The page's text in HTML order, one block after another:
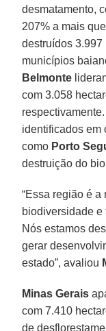
desmatamento,
207% a mais
destruídos 3.997
municípios
Belmonte
com 3.058
identificados em
como Porto
destruição do
“Essa região é a
biodiversidade e
Nós estamos
gerar
estado”, avaliou
Minas Gerais
com 7.410
de